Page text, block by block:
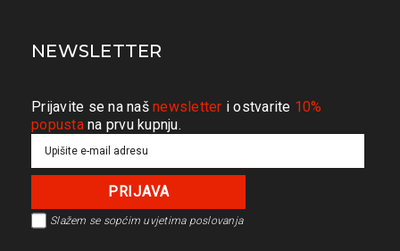
NEWSLETTER
Prijavite se na naš newsletter i ostvarite 10%
popustana prvu kupnju.
Slažem se sopćim uvjetima poslovanja